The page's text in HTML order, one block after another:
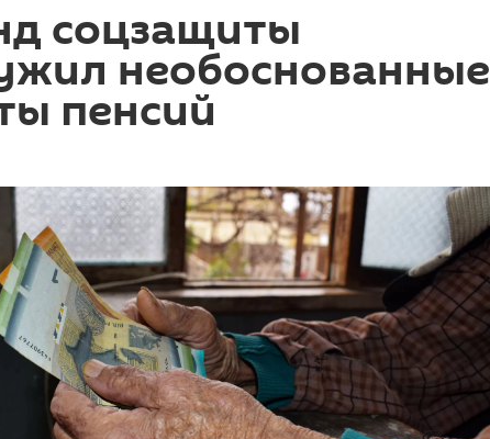
соцзащиты
необоснованные
пенсий